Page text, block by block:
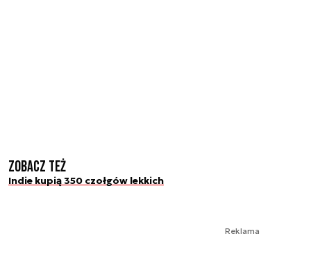
Zobacz też
Indie kupią 350 czołgów lekkich
Reklama